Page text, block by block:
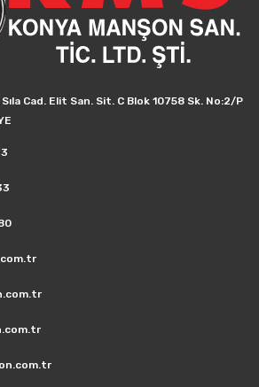
Cad. Elit San. Sit. C Blok 10758 Sk. No:2/P